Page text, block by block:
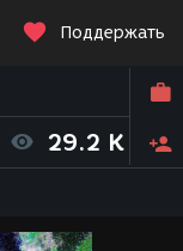
Поддержать
29.2 K